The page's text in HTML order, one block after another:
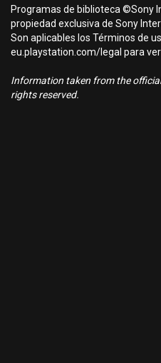
Programas de biblioteca ©Sony
propiedad exclusiva de Sony
Son aplicables los Términos de
eu.playstation.com/legal para
Information taken from the
rights reserved.